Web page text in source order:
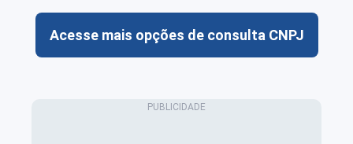
Acesse mais opções de consulta CNPJ